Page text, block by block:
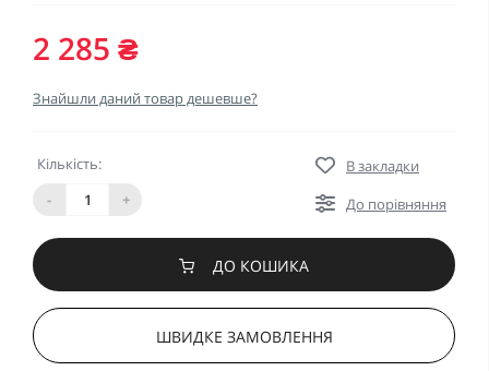
2 285 ₴
Знайшли даний товар дешевше?
Кількість:
-
+
В закладки
До порівняння
ДО КОШИКА
ШВИДКЕ ЗАМОВЛЕННЯ